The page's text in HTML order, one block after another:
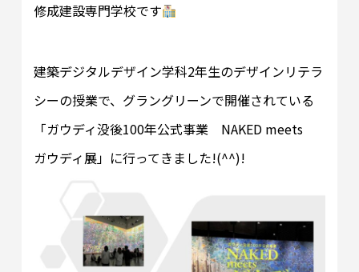
修成建設専門学校です
建築デジタルデザイン学科2年生のデザインリテラ
シーの授業で、グラングリーンで開催されている
「ガウディ没後100年公式事業 NAKED meets
ガウディ展」に行ってきました!(^^)!